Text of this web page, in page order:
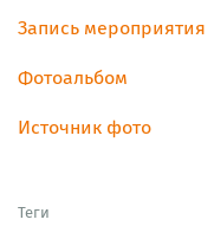
Запись мероприятия
Фотоальбом
Источник фото
Теги